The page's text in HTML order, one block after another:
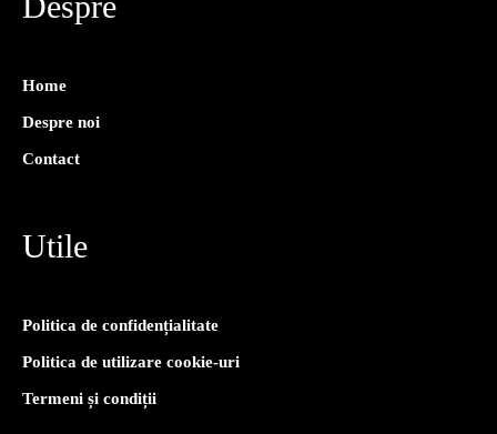
Home
Despre noi
Contact
Utile
Politica de confidențialitate
Politica de utilizare cookie-uri
Termeni și condiții